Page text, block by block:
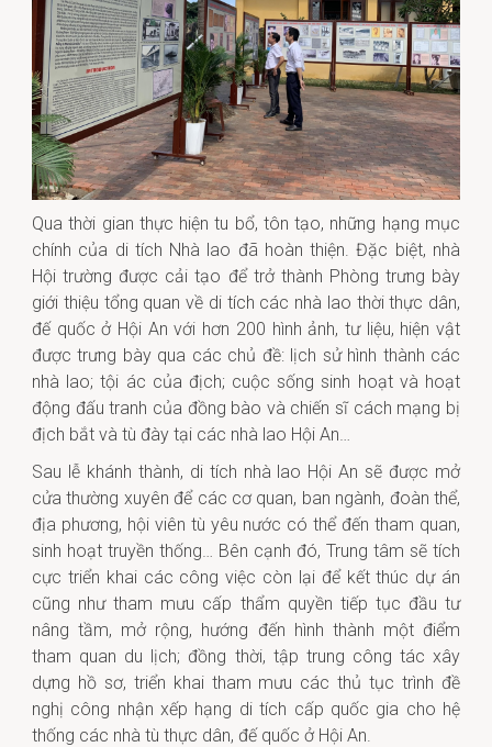
Qua thời gian thực hiện tu bổ, tôn tạo, những hạng mục
chính của di tích Nhà lao đã hoàn thiện. Đặc biệt, nhà
Hội trường được cải tạo để trở thành Phòng trưng bày
giới thiệu tổng quan về di tích các nhà lao thời thực dân,
đế quốc ở Hội An với hơn 200 hình ảnh, tư liệu, hiện vật
được trưng bày qua các chủ đề: lịch sử hình thành các
nhà lao; tội ác của địch; cuộc sống sinh hoạt và hoạt
động đấu tranh của đồng bào và chiến sĩ cách mạng bị
địch bắt và tù đày tại các nhà lao Hội An…
Sau lễ khánh thành, di tích nhà lao Hội An sẽ được mở
cửa thường xuyên để các cơ quan, ban ngành, đoàn thể,
địa phương, hội viên tù yêu nước có thể đến tham quan,
sinh hoạt truyền thống… Bên cạnh đó, Trung tâm sẽ tích
cực triển khai các công việc còn lại để kết thúc dự án
cũng như tham mưu cấp thẩm quyền tiếp tục đầu tư
nâng tầm, mở rộng, hướng đến hình thành một điểm
tham quan du lịch; đồng thời, tập trung công tác xây
dựng hồ sơ, triển khai tham mưu các thủ tục trình đề
nghị công nhận xếp hạng di tích cấp quốc gia cho hệ
thống các nhà tù thực dân, đế quốc ở Hội An.